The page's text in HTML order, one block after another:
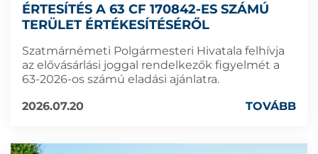
ÉRTESÍTÉS A 63 CF 170842-ES SZÁMÚ
TERÜLET ÉRTÉKESÍTÉSÉRŐL
Szatmárnémeti Polgármesteri Hivatala felhívja
az elővásárlási joggal rendelkezők figyelmét a
63-2026-os számú eladási ajánlatra.
2026.07.20
TOVÁBB